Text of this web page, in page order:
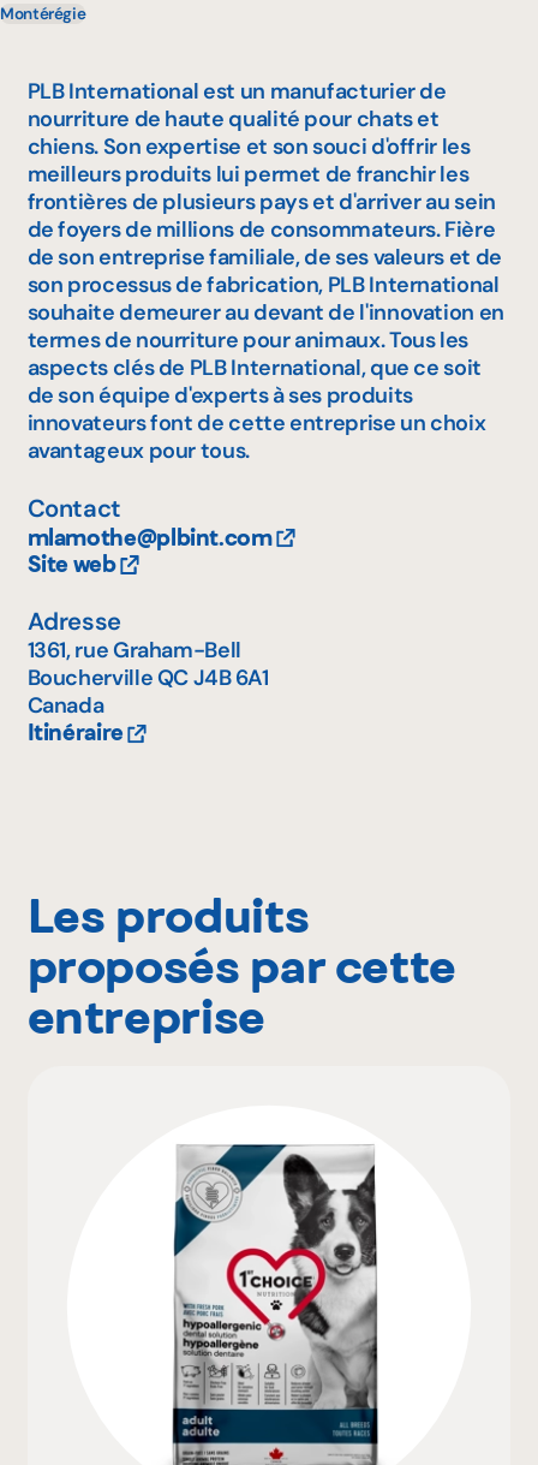
Montérégie
PLB International est un manufacturier de
nourriture de haute qualité pour chats et
chiens. Son expertise et son souci d'offrir les
meilleurs produits lui permet de franchir les
frontières de plusieurs pays et d'arriver au sein
de foyers de millions de consommateurs. Fière
de son entreprise familiale, de ses valeurs et de
son processus de fabrication, PLB International
souhaite demeurer au devant de l'innovation en
termes de nourriture pour animaux. Tous les
aspects clés de PLB International, que ce soit
de son équipe d'experts à ses produits
innovateurs font de cette entreprise un choix
avantageux pour tous.
Contact
mlamothe@plbint.com
Site web
Adresse
1361, rue Graham-Bell
BouchervilleQCJ4B 6A1
Canada
Itinéraire
Les produits
proposés par cette
entreprise